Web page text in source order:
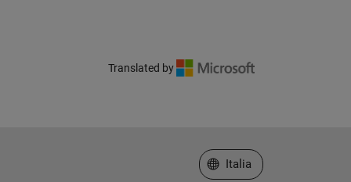
Translated by
Seleziona un sito web
Italia